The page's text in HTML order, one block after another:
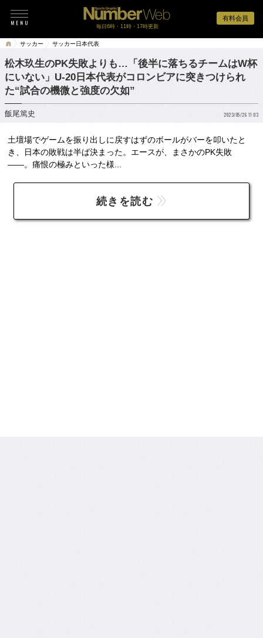
有料会員
毎日6時・11時・17時更新
サッカー サッカー日本代表
松木玖生のPK失敗よりも…「後半に落ちるチームはW杯
にいない」U-20日本代表がコロンビアに突きつけられ
た“試合の機微と強度の欠如”
飯尾篤史 2023/05/26 11:03
土壇場でゲームを振り出しに戻すはずのボールがバーを叩いたと
き、日本の敗戦は半ば決まった。エースが、まさかのPK失敗
――。痛恨の極みといった様...
続きを読む